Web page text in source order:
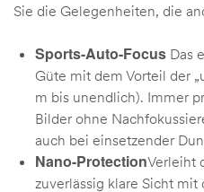
Sie die Gelegenheiten, die
Sports-Auto-Focus Das
Güte mit dem Vorteil der
m bis unendlich). Immer
Bilder ohne
auch bei einsetzender
Nano-ProtectionVerleiht
zuverlässig klare Sicht mit